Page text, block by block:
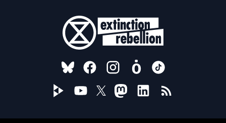
FOLLOW US ON